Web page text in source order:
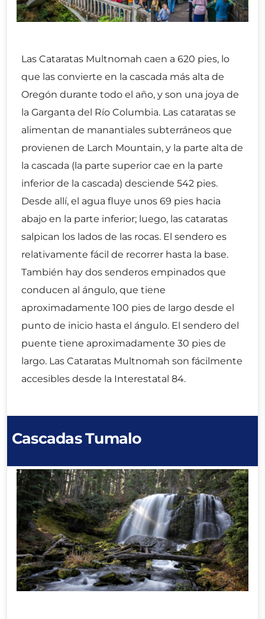
Las Cataratas Multnomah caen a 620 pies, lo
que las convierte en la cascada más alta de
Oregón durante todo el año, y son una joya de
la Garganta del Río Columbia. Las cataratas se
alimentan de manantiales subterráneos que
provienen de Larch Mountain, y la parte alta de
la cascada (la parte superior cae en la parte
inferior de la cascada) desciende 542 pies.
Desde allí, el agua fluye unos 69 pies hacia
abajo en la parte inferior; luego, las cataratas
salpican los lados de las rocas. El sendero es
relativamente fácil de recorrer hasta la base.
También hay dos senderos empinados que
conducen al ángulo, que tiene
aproximadamente 100 pies de largo desde el
punto de inicio hasta el ángulo. El sendero del
puente tiene aproximadamente 30 pies de
largo. Las Cataratas Multnomah son fácilmente
accesibles desde la Interestatal 84.
Cascadas Tumalo